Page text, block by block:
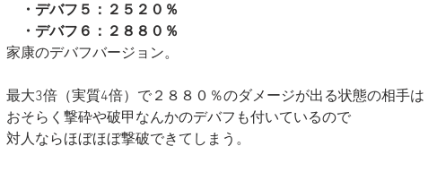
・デバフ５：２５２０％
・デバフ６：２８８０％
家康のデバフバージョン。
最大3倍（実質4倍）で２８８０％のダメージが出る状態の相手は
おそらく撃砕や破甲なんかのデバフも付いているので
対人ならほぼほぼ撃破できてしまう。